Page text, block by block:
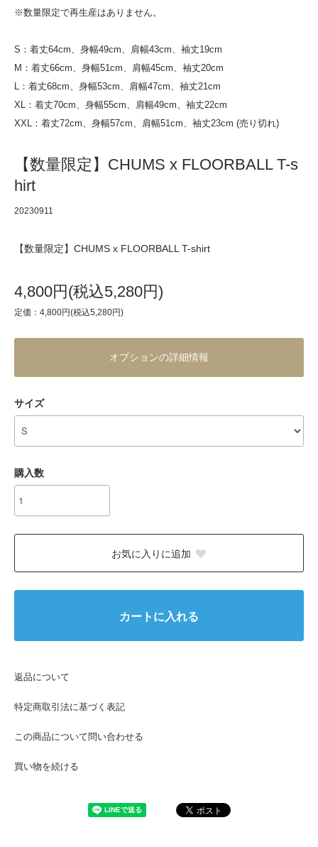
※数量限定で再生産はありません。
S：着丈64cm、身幅49cm、肩幅43cm、袖丈19cm
M：着丈66cm、身幅51cm、肩幅45cm、袖丈20cm
L：着丈68cm、身幅53cm、肩幅47cm、袖丈21cm
XL：着丈70cm、身幅55cm、肩幅49cm、袖丈22cm
XXL：着丈72cm、身幅57cm、肩幅51cm、袖丈23cm (売り切れ)
【数量限定】CHUMS x FLOORBALL T-s
hirt
20230911
【数量限定】CHUMS x FLOORBALL T-shirt
4,800円(税込5,280円)
定価：4,800円(税込5,280円)
オプションの詳細情報
サイズ
購入数
お気に入りに追加
カートに入れる
返品について
特定商取引法に基づく表記
この商品について問い合わせる
買い物を続ける